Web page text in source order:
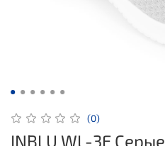
(0)
INBLU WL-3E Серые